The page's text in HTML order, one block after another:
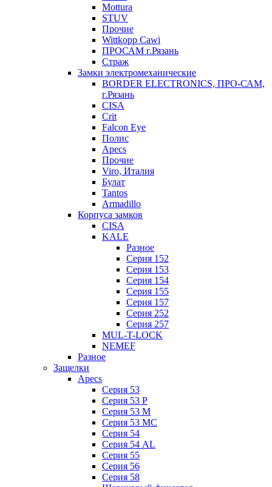
Mottura
STUV
Прочие
Wittkopp Cawi
ПРОСАМ г.Рязань
Страж
Замки электромеханические
BORDER ELECTRONICS, ПРО-САМ,
г.Рязань
CISA
Crit
Falcon Eye
Полис
Apecs
Прочие
Viro, Италия
Булат
Tantos
Armadillo
Корпуса замков
CISA
KALE
Разное
Серия 152
Серия 153
Серия 154
Серия 155
Серия 157
Серия 252
Серия 257
MUL-T-LOCK
NEMEF
Разное
Защелки
Apecs
Серия 53
Серия 53 P
Серия 53 М
Серия 53 МC
Серия 54
Серия 54 AL
Серия 55
Серия 56
Серия 58